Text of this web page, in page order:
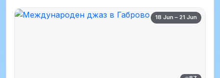
18 Jun – 21 Jun